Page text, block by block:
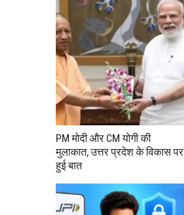
PM मोदी और CM योगी की
मुलाकात, उत्तर प्रदेश के विकास पर
हुई बात